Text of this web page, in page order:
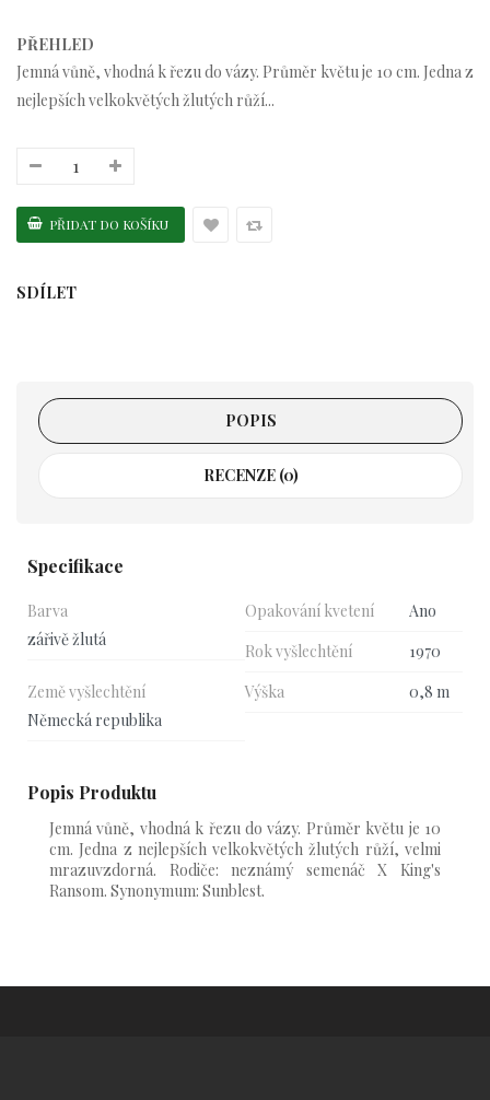
PŘEHLED
Jemná vůně, vhodná k řezu do vázy. Průměr květu je 10 cm. Jedna z
nejlepších velkokvětých žlutých růží...
SDÍLET
POPIS
RECENZE (0)
Specifikace
Barva
zářivě žlutá
Opakování kvetení
Ano
Rok vyšlechtění
1970
Země vyšlechtění
Německá republika
Výška 0,8 m
Popis Produktu
Jemná vůně, vhodná k řezu do vázy. Průměr květu je 10
cm. Jedna z nejlepších velkokvětých žlutých růží, velmi
mrazuvzdorná. Rodiče: neznámý semenáč X King's
Ransom. Synonymum: Sunblest.